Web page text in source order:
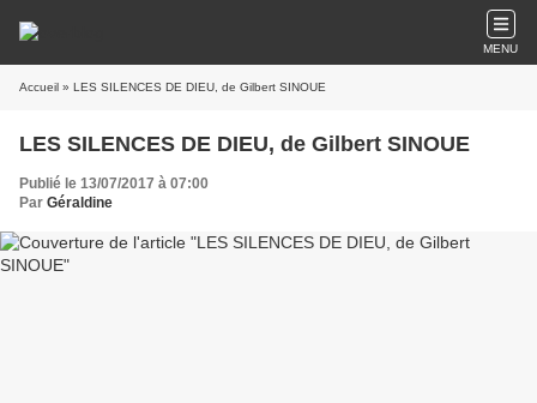
MENU
Accueil » LES SILENCES DE DIEU, de Gilbert SINOUE
LES SILENCES DE DIEU, de Gilbert SINOUE
Publié le 13/07/2017 à 07:00
Par Géraldine